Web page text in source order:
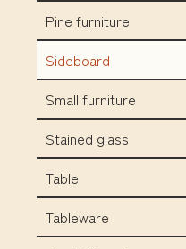
Pine furniture
Sideboard
Small furniture
Stained glass
Table
Tableware